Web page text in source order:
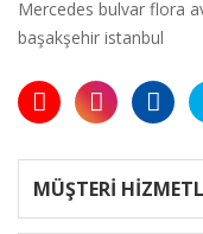
Mercedes bulvar flora
başakşehir istanbul
MÜŞTERİ